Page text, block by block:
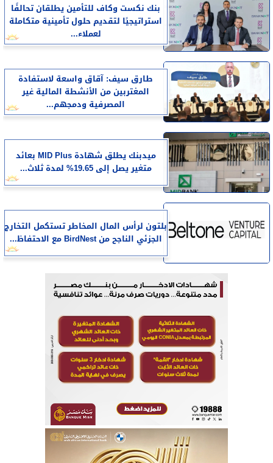
بنك نكست وكاف للتأمين يطلقان تحالفًا
استراتيجيًا لتقديم حلول تأمينية متكاملة
لعملاء...
طارق سيف: آقاق واسعة لاستفادة
المغتربين من الأنشطة المالية غير
المصرفية ودمجهم...
ميدبنك يطلق شهادة MID Plus بعائد
متغير يصل إلى 19.65% لمدة ثلاث...
بلتون لرأس المال المخاطر تستكمل التخارج
الجزئي الناجح من BirdNest مع الاحتفاظ...